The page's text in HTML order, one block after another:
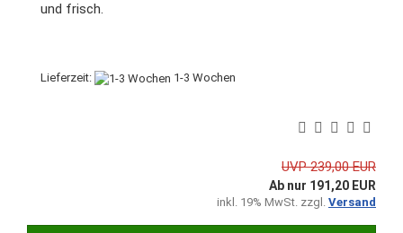
und frisch.
Lieferzeit: 1-3 Wochen
UVP 239,00 EUR
Ab nur 191,20 EUR
inkl. 19% MwSt. zzgl. Versand